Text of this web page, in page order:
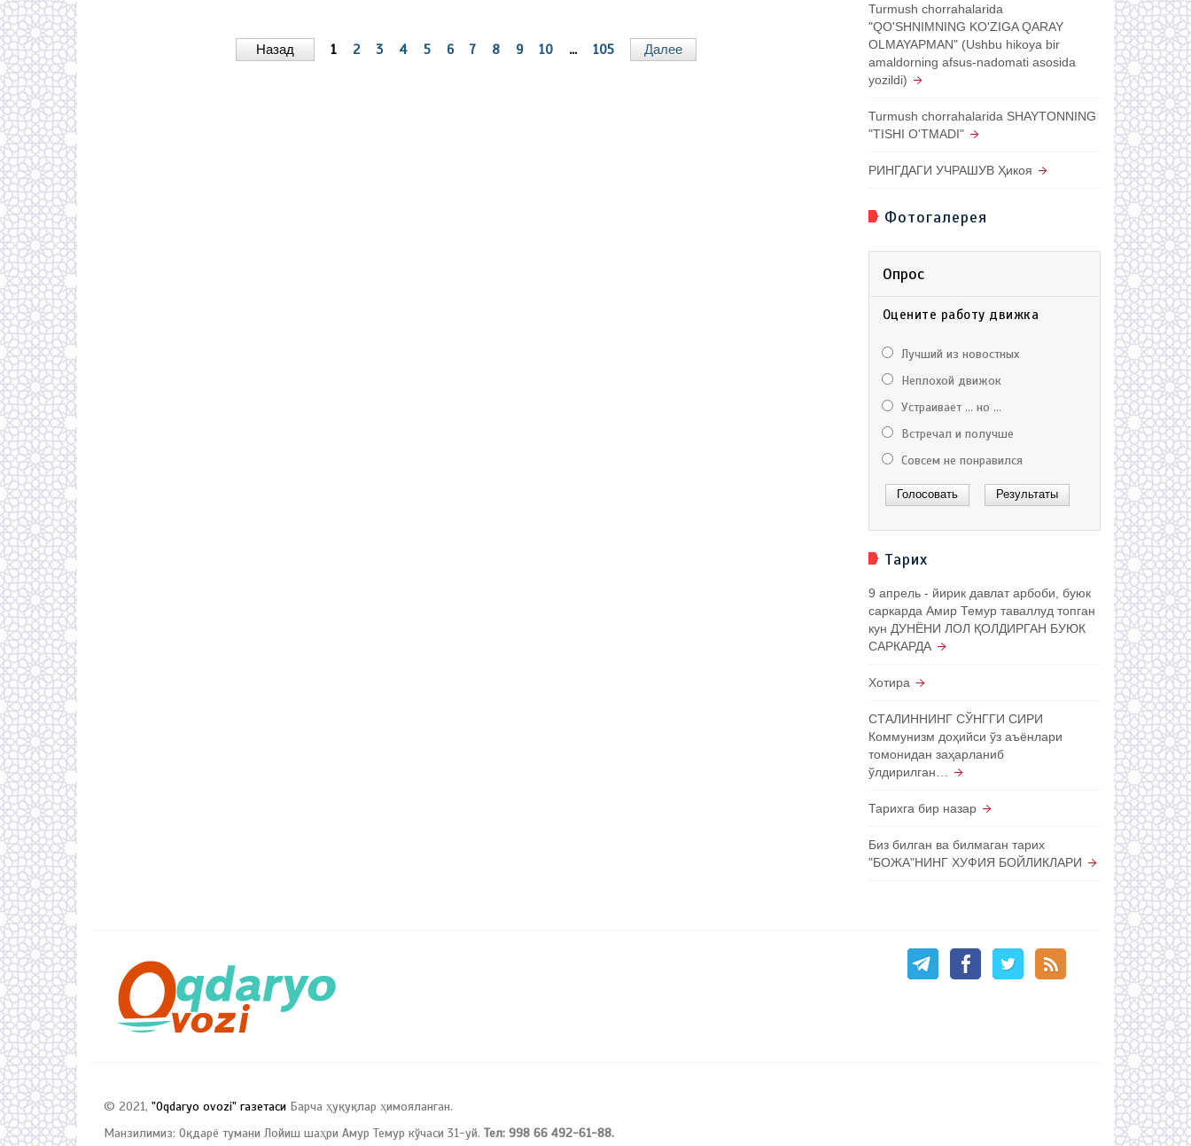
Назад 1 2 3 4 5 6 7 8 9 10 ... 105 Далее
Turmush chorrahalarida
"QO'SHNIMNING KO'ZIGA QARAY
OLMAYAPMAN" (Ushbu hikoya bir
amaldorning afsus-nadomati asosida
yozildi)
Turmush chorrahalarida SHAYTONNING
"TISHI O'TMADI"
РИНГДАГИ УЧРАШУВ Ҳикоя
Фотогалерея
Опрос
Оцените работу движка
Лучший из новостных
Неплохой движок
Устраивает ... но ...
Встречал и получше
Совсем не понравился
Тарих
9 апрель - йирик давлат арбоби, буюк
саркарда Амир Темур таваллуд топган
кун ДУНЁНИ ЛОЛ ҚОЛДИРГАН БУЮК
САРКАРДА
Хотира
СТАЛИННИНГ СЎНГГИ СИРИ
Коммунизм доҳийси ўз аъёнлари
томонидан заҳарланиб
ўлдирилган…
Тарихга бир назар
Биз билган ва билмаган тарих
"БОЖА"НИНГ ХУФИЯ БОЙЛИКЛАРИ
© 2021, "Oqdaryo ovozi" газетаси Барча ҳуқуқлар ҳимояланган.
Манзилимиз: Оқдарё тумани Лойиш шаҳри Амур Темур кўчаси 31-уй. Тел: 998 66 492-61-88.